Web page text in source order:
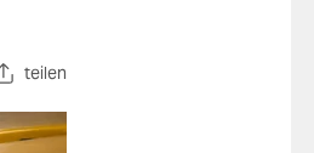
teilen